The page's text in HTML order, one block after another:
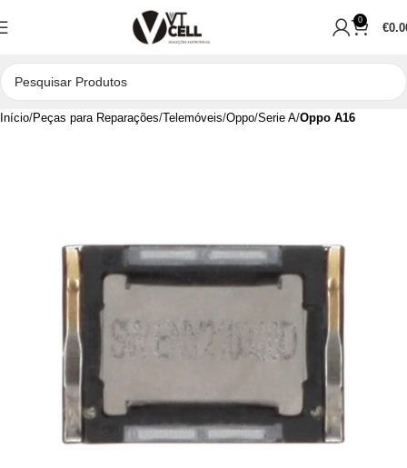
0
€
Início Peças para Reparações Telemóveis Oppo Serie A Oppo A16